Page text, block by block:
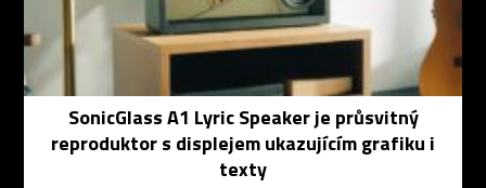
SonicGlass A1 Lyric Speaker je průsvitný
reproduktor s displejem ukazujícím grafiku i
texty